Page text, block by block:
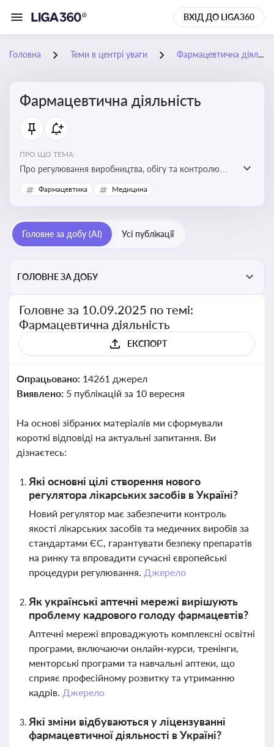
ВХІД ДО LIGA360
Головна Теми в центрі уваги Фармацевтична діяльність
Фармацевтична діяльність
ПРО ЩО ТЕМА:
Про регулювання виробництва, обігу та контролю
лікарських засобів для легальної роботи компаній та
аптек, з дотриманням стандартів якості та безпеки
Фармацевтика Медицина
Головне за добу (AI) Усі публікації
ГОЛОВНЕ ЗА ДОБУ
Головне за 10.09.2025 по темі:
Фармацевтична діяльність
ЕКСПОРТ
Опрацьовано: 14261 джерел
Виявлено: 5 публікацій за 10 вересня
На основі зібраних матеріалів ми сформували
короткі відповіді на актуальні запитання. Ви
дізнаєтесь:
Які основні цілі створення нового
регулятора лікарських засобів в Україні?
Новий регулятор має забезпечити контроль
якості лікарських засобів та медичних виробів за
стандартами ЄС, гарантувати безпеку препаратів
на ринку та впровадити сучасні європейські
процедури регулювання. Джерело
Як українські аптечні мережі вирішують
проблему кадрового голоду фармацевтів?
Аптечні мережі впроваджують комплексні освітні
програми, включаючи онлайн-курси, тренінги,
менторські програми та навчальні аптеки, що
сприяє професійному розвитку та утриманню
кадрів. Джерело
Які зміни відбуваються у ліцензуванні
фармацевтичної діяльності в Україні?